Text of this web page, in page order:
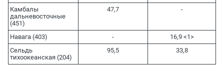
Камбалы
дальневосточные
(451)
47,7 -
Навага (403) -
16,9 <1>
Сельдь
тихоокеанская (204)
95,5 33,8